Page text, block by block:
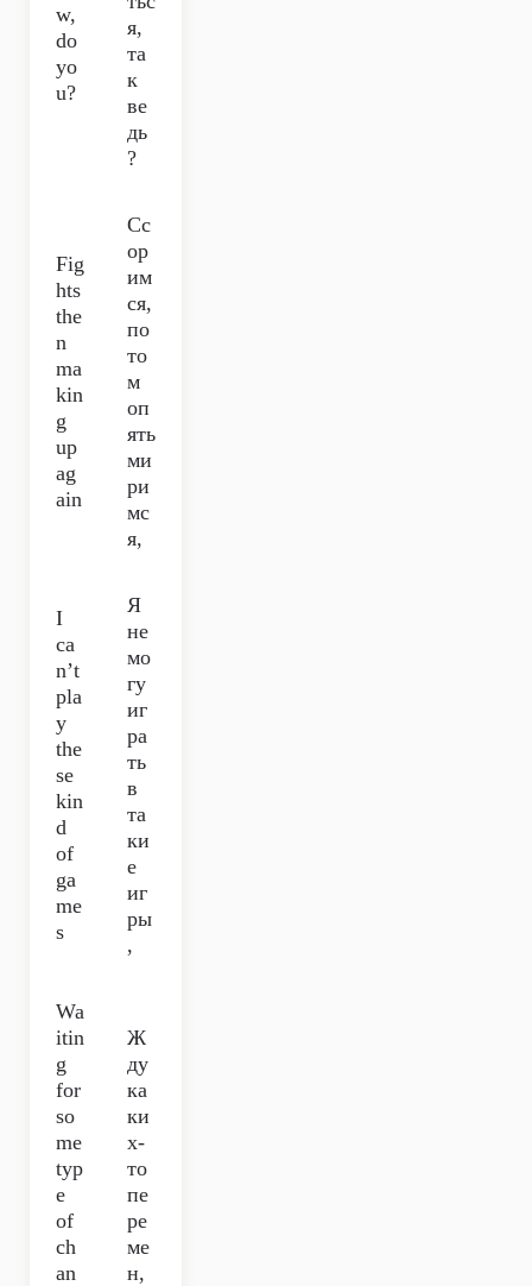
w,
do
yo
u?
я,
та
к
ве
дь
?
Fig
hts
the
n
ma
kin
g
up
ag
ain
Сс
ор
им
ся,
по
то
м
оп
ять
ми
ри
мс
я,
I
ca
n’t
pla
y
the
se
kin
d
of
ga
me
s
Я
не
мо
гу
иг
ра
ть
в
та
ки
е
иг
ры
,
Wa
itin
g
for
so
me
typ
e
of
ch
an
Ж
ду
ка
ки
х-
то
пе
ре
ме
н,